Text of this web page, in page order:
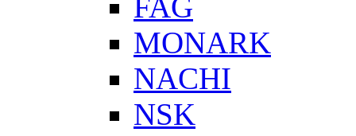
FAG
MONARK
NACHI
NSK